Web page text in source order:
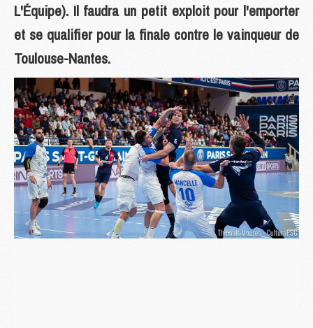
L'Équipe). Il faudra un petit exploit pour l'emporter
et se qualifier pour la finale contre le vainqueur de
Toulouse-Nantes.